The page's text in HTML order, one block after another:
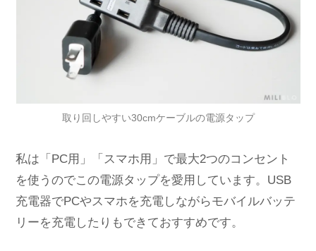
取り回しやすい30cmケーブルの電源タップ
私は「PC用」「スマホ用」で最大2つのコンセント
を使うのでこの電源タップを愛用しています。USB
充電器でPCやスマホを充電しながらモバイルバッテ
リーを充電したりもできておすすめです。